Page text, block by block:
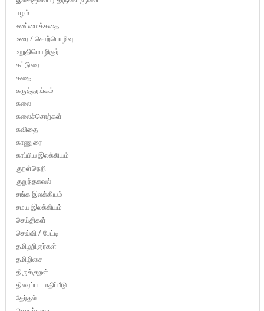
ஈழம்
உண்மைக்கதை
உரை / சொற்பொழிவு
உறுதிமொழிஞர்
கட்டுரை
கதை
கருத்தரங்கம்
கலை
கலைச்சொற்கள்
கவிதை
காணுரை
காப்பிய இலக்கியம்
குறள்நெறி
குறுந்தகவல்
சங்க இலக்கியம்
சமய இலக்கியம்
செய்திகள்
செவ்வி / பேட்டி
தமிழறிஞர்கள்
தமிழிசை
திருக்குறள்
திரைப்பட மதிப்பீடு
தேர்தல்